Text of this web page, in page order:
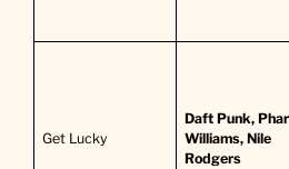
Get Lucky
Daft Punk,
Williams, Nile
Rodgers